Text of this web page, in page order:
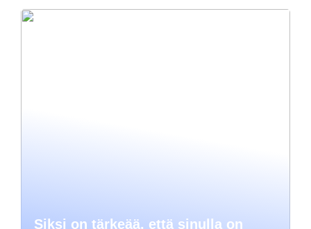
Siksi on tärkeää, että sinulla on